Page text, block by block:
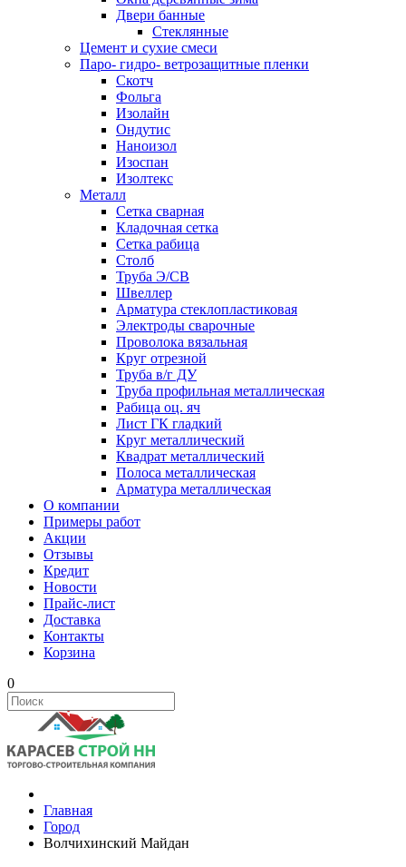
Двери банные
Стеклянные
Цемент и сухие смеси
Паро- гидро- ветрозащитные пленки
Скотч
Фольга
Изолайн
Ондутис
Наноизол
Изоспан
Изолтекс
Металл
Сетка сварная
Кладочная сетка
Сетка рабица
Столб
Труба Э/СВ
Швеллер
Арматура стеклопластиковая
Электроды сварочные
Проволока вязальная
Круг отрезной
Труба в/г ДУ
Труба профильная металлическая
Рабица оц. яч
Лист ГК гладкий
Круг металлический
Квадрат металлический
Полоса металлическая
Арматура металлическая
О компании
Примеры работ
Акции
Отзывы
Кредит
Новости
Прайс-лист
Доставка
Контакты
Корзина
0
Главная
Город
Волчихинский Майдан